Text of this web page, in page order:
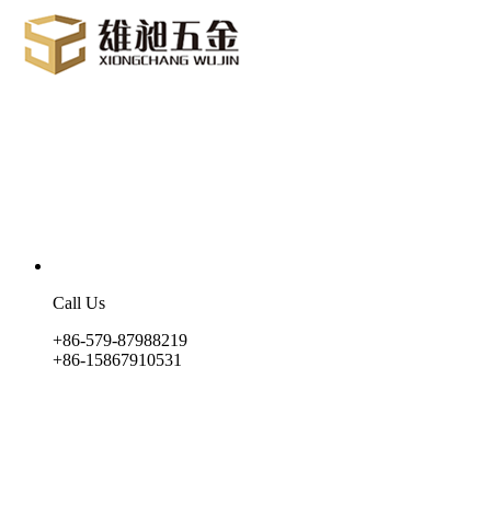
Call Us
+86-579-87988219
+86-15867910531